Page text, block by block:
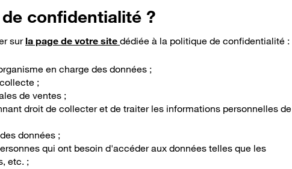
confidentialité ?
sur la page de votre site dédiée à la politique de confidentialité :
en charge des données ;
;
de ventes ;
droit de collecter et de traiter les informations personnelles de
données ;
qui ont besoin d'accéder aux données telles que les
etc. ;